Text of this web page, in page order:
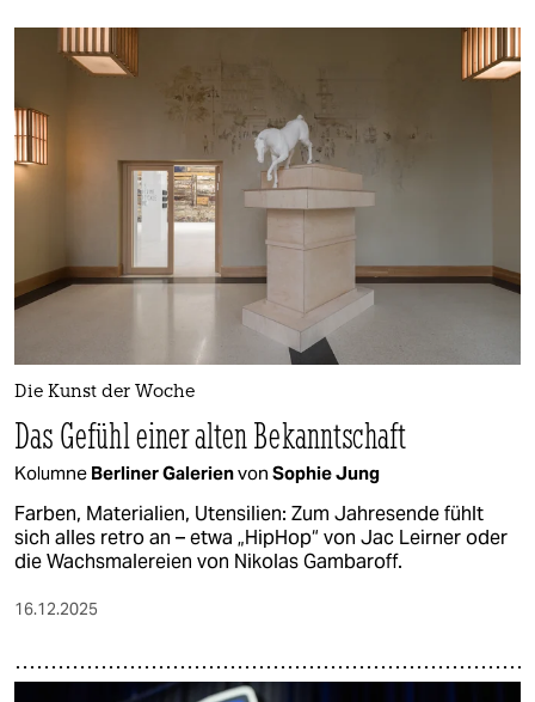
Die Kunst der Woche
Das Gefühl einer alten Bekanntschaft
Kolumne Berliner Galerienvon Sophie Jung
Farben, Materialien, Utensilien: Zum Jahresende fühlt
sich alles retro an – etwa „HipHop“ von Jac Leirner oder
die Wachsmalereien von Nikolas Gambaroff.
16.12.2025